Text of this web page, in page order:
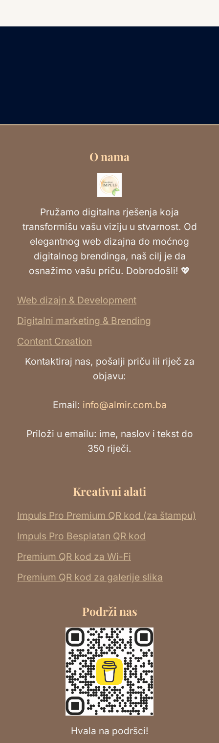
O nama
Pružamo digitalna rješenja koja
transformišu vašu viziju u stvarnost. Od
elegantnog web dizajna do moćnog
digitalnog brendinga, naš cilj je da
osnažimo vašu priču. Dobrodošli! 💖
Web dizajn & Development
Digitalni marketing & Brending
Content Creation
Kontaktiraj nas, pošalji priču ili riječ za
objavu:
Email: info@almir.com.ba
Priloži u emailu: ime, naslov i tekst do
350 riječi.
Kreativni alati
Impuls Pro Premium QR kod (za štampu)
Impuls Pro Besplatan QR kod
Premium QR kod za Wi-Fi
Premium QR kod za galerije slika
Podrži nas
Hvala na podršci!